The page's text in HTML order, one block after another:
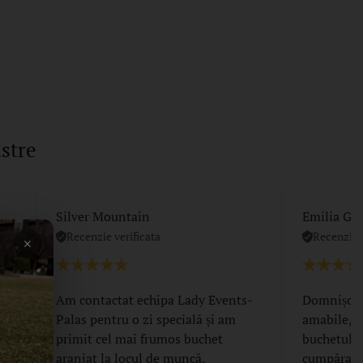
Silver Mountain
Recenzie verificata
Am contactat echipa Lady Events-
Palas pentru o zi specială și am
primit cel mai frumos buchet
aranjat la locul de muncă.
Emilia
amabile,
buchetul
×